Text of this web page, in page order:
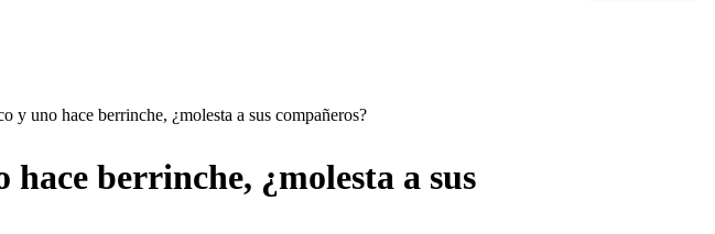
y uno hace berrinche, ¿molesta a sus compañeros?
hace berrinche, ¿molesta a sus